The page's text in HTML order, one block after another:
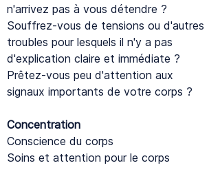
n'arrivez pas à vous détendre ?
Souffrez-vous de tensions ou d'autres
troubles pour lesquels il n'y a pas
d'explication claire et immédiate ?
Prêtez-vous peu d'attention aux
signaux importants de votre corps ?
Concentration
Conscience du corps
Soins et attention pour le corps